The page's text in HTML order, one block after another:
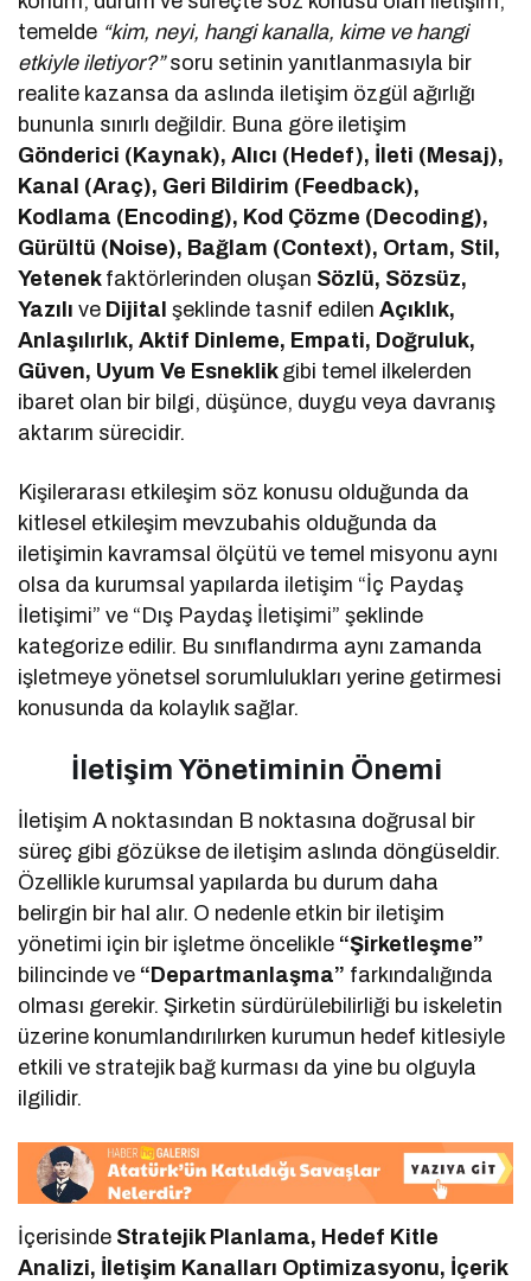
temelde “kim, neyi, hangi kanalla, kime ve hangi
etkiyle iletiyor?”soru setinin yanıtlanmasıyla bir
realite kazansa da aslında iletişim özgül ağırlığı
bununla sınırlı değildir. Buna göre iletişim
Gönderici (Kaynak), Alıcı (Hedef), İleti (Mesaj),
Kanal (Araç), Geri Bildirim (Feedback),
Kodlama (Encoding), Kod Çözme (Decoding),
Gürültü (Noise), Bağlam (Context), Ortam, Stil,
Yetenek faktörlerinden oluşan Sözlü, Sözsüz,
Yazılı ve Dijital şeklinde tasnif edilenAçıklık,
Anlaşılırlık, Aktif Dinleme, Empati, Doğruluk,
Güven, Uyum Ve Esneklik gibi temel ilkelerden
ibaret olan bir bilgi, düşünce, duygu veya davranış
aktarım sürecidir.
Kişilerarası etkileşim söz konusu olduğunda da
kitlesel etkileşim mevzubahis olduğunda da
iletişimin kavramsal ölçütü ve temel misyonu aynı
olsa da kurumsal yapılarda iletişim “İç Paydaş
İletişimi” ve “Dış Paydaş İletişimi” şeklinde
kategorize edilir. Bu sınıflandırma aynı zamanda
işletmeye yönetsel sorumlulukları yerine getirmesi
konusunda da kolaylık sağlar.
İletişim Yönetiminin Önemi
İletişim A noktasından B noktasına doğrusal bir
süreç gibi gözükse de iletişim aslında döngüseldir.
Özellikle kurumsal yapılarda bu durum daha
belirgin bir hal alır. O nedenle etkin bir iletişim
yönetimi için bir işletme öncelikle “Şirketleşme”
bilincinde ve “Departmanlaşma” farkındalığında
olması gerekir. Şirketin sürdürülebilirliği bu iskeletin
üzerine konumlandırılırken kurumun hedef kitlesiyle
etkili ve stratejik bağ kurması da yine bu olguyla
ilgilidir.
İçerisinde Stratejik Planlama, Hedef Kitle
Analizi, İletişim Kanalları Optimizasyonu, İçerik